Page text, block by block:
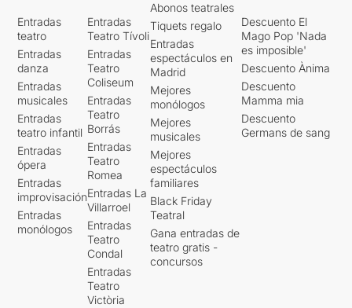
Entradas
teatro
Entradas
danza
Entradas
musicales
Entradas
teatro infantil
Entradas
ópera
Entradas
improvisación
Entradas
monólogos
Entradas
Teatro Tívoli
Entradas
Teatro
Coliseum
Entradas
Teatro
Borrás
Entradas
Teatro
Romea
Entradas La
Villarroel
Entradas
Teatro
Condal
Entradas
Teatro
Victòria
Abonos teatrales
Tiquets regalo
Entradas
espectáculos en
Madrid
Mejores
monólogos
Mejores
musicales
Mejores
espectáculos
familiares
Black Friday
Teatral
Gana entradas de
teatro gratis -
concursos
Descuento El
Mago Pop 'Nada
es imposible'
Descuento Ànima
Descuento
Mamma mia
Descuento
Germans de sang